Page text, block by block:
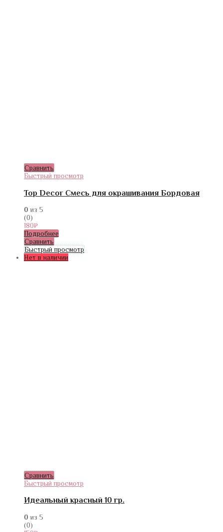
Сравнить
Быстрый просмотр
Top Decor Смесь для окрашивания Бордовая
0 из 5
(0)
180₽
Подробнее
Сравнить
Быстрый просмотр
Нет в наличии
Сравнить
Быстрый просмотр
Идеальный красный 10 гр.
0 из 5
(0)